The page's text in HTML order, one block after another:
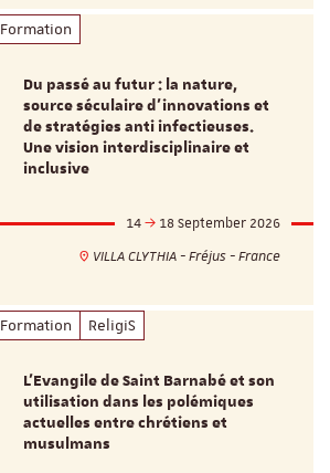
Formation
Du passé au futur : la nature,
source séculaire d’innovations et
de stratégies anti infectieuses.
Une vision interdisciplinaire et
inclusive
14
18 September 2026
VILLA CLYTHIA - Fréjus - France
Formation ReligiS
L’Evangile de Saint Barnabé et son
utilisation dans les polémiques
actuelles entre chrétiens et
musulmans